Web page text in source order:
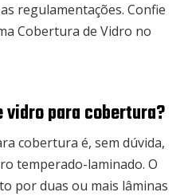
regulamentações. Confie
Cobertura de Vidro no
vidro para cobertura?
cobertura é, sem dúvida,
temperado-laminado. O
por duas ou mais lâminas